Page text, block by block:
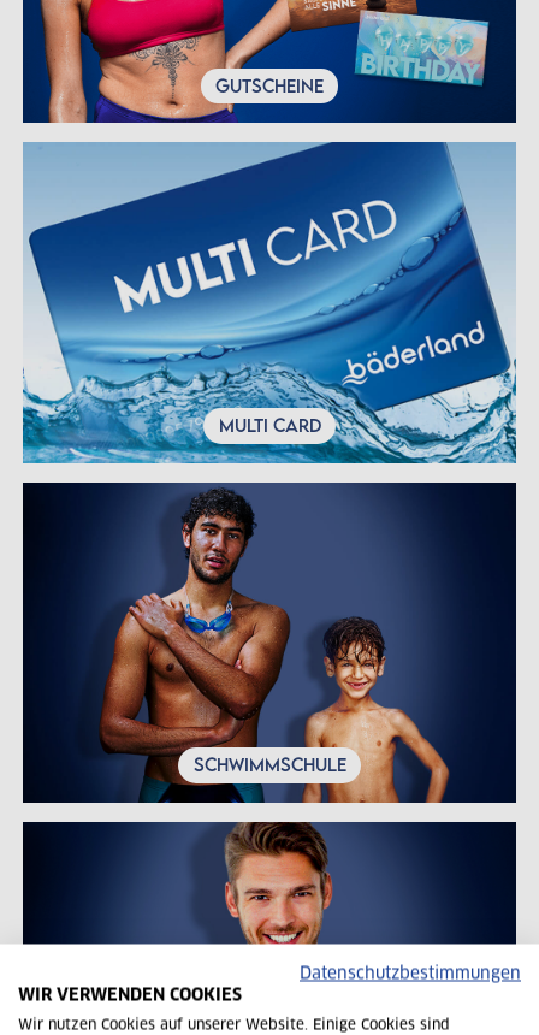
GUTSCHEINE
MULTI CARD
SCHWIMMSCHULE
Datenschutzbestimmungen
WIR VERWENDEN COOKIES
Wir nutzen Cookies auf unserer Website. Einige Cookies sind